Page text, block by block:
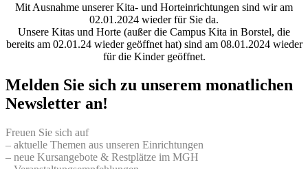
Mit Ausnahme unserer Kita- und Horteinrichtungen sind wir am
02.01.2024 wieder für Sie da.
Unsere Kitas und Horte (außer die Campus Kita in Borstel, die
bereits am 02.01.24 wieder geöffnet hat) sind am 08.01.2024 wieder
für die Kinder geöffnet.
Melden Sie sich zu unserem monatlichen
Newsletter an!
Freuen Sie sich auf
– aktuelle Themen aus unseren Einrichtungen
– neue Kursangebote & Restplätze im MGH